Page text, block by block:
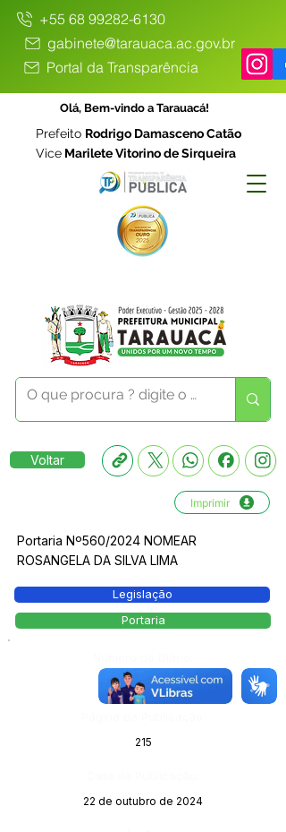
+55 68 99282-6130
gabinete@tarauaca.ac.gov.br
Portal da Transparência
Olá, Bem-vindo a Tarauacá!
Prefeito Rodrigo Damasceno Catão
Vice Marilete Vitorino de Sirqueira
Voltar
Imprimir
Portaria Nº560/2024 NOMEAR
ROSANGELA DA SILVA LIMA
Legislação
Portaria
13888
215
22 de outubro de 2024